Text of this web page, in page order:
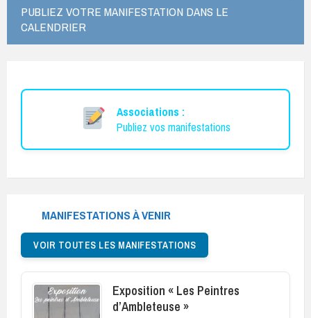
PUBLIEZ VOTRE MANIFESTATION DANS LE
CALENDRIER
Associations :
Publiez vos manifestations
MANIFESTATIONS À VENIR
VOIR TOUTES LES MANIFESTATIONS
Exposition « Les Peintres
d’Ambleteuse »